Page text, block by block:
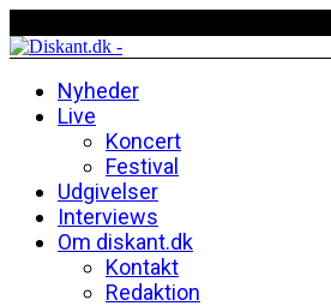
Nyheder
Live
Koncert
Festival
Udgivelser
Interviews
Om diskant.dk
Kontakt
Redaktion